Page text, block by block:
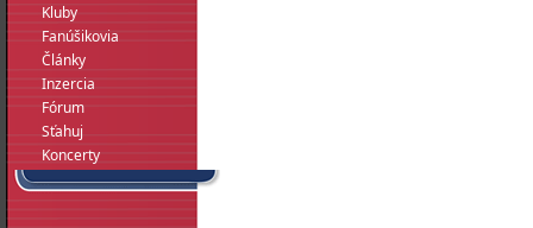
Kluby
Fanúšikovia
Články
Inzercia
Fórum
Sťahuj
Koncerty